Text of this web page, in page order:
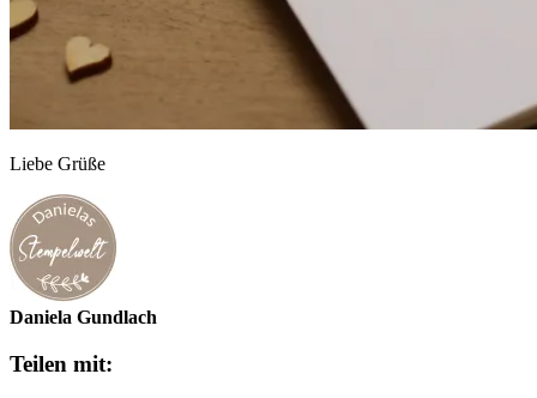
Liebe Grüße
Daniela Gundlach
Teilen mit: